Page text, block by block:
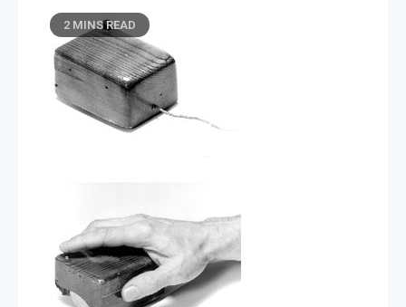
2 MINS READ